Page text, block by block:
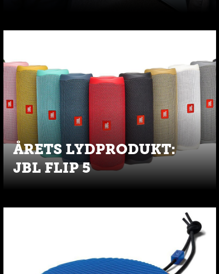
ÅRETS LYDPRODUKT:
JBL FLIP 5